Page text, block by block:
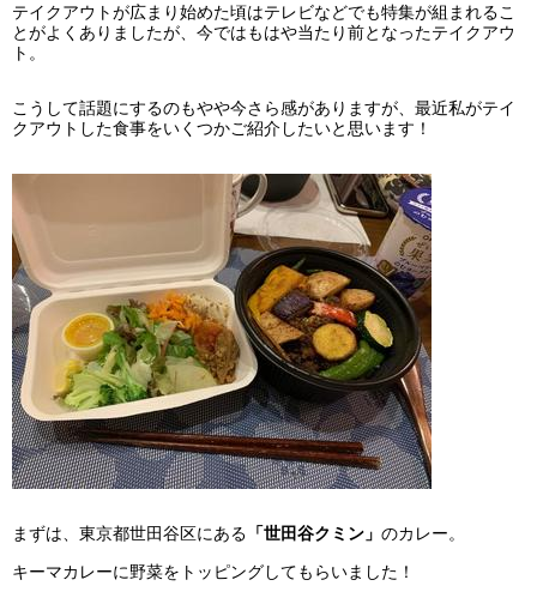
テイクアウトが広まり始めた頃はテレビなどでも特集が組まれるこ
とがよくありましたが、今ではもはや当たり前となったテイクアウ
ト。
こうして話題にするのもやや今さら感がありますが、最近私がテイ
クアウトした食事をいくつかご紹介したいと思います！
まずは、東京都世田谷区にある 「世田谷クミン」 のカレー。
キーマカレーに野菜をトッピングしてもらいました！